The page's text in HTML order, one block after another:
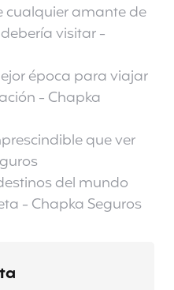
cualquier amante de
visitar -
época para viajar
- Chapka
que ver
del mundo
- Chapka Seguros